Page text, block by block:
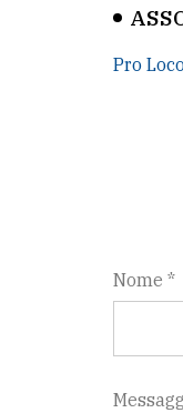
Pro
Nome *